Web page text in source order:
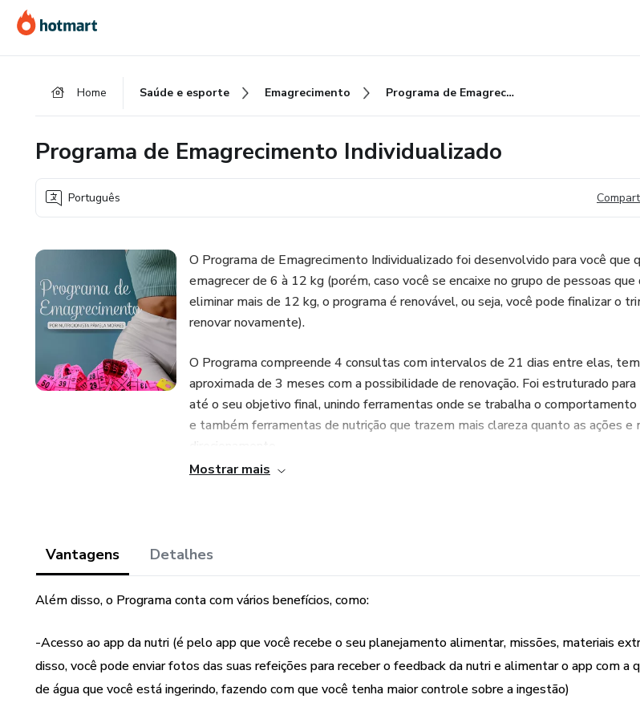
para
o
para
o
para
o
Home Saúde e esporte Emagrecimento Programa de Emagrecimento Individualizado
Programa de Emagrecimento Individualizado
Português
O Programa de Emagrecimento Individualizado foi desenvolvido para você que
emagrecer de 6 à 12 kg (porém, caso você se encaixe no grupo de pessoas que
eliminar mais de 12 kg, o programa é renovável, ou seja, você pode finalizar o
renovar novamente).
O Programa compreende 4 consultas com intervalos de 21 dias entre elas,
aproximada de 3 meses com a possibilidade de renovação. Foi estruturado
até o seu objetivo final, unindo ferramentas onde se trabalha o
e também ferramentas de nutrição que trazem mais clareza quanto as ações e
direcionamento.
Mostrar mais
Vantagens Detalhes
Além disso, o Programa conta com vários benefícios, como:
-Acesso ao app da nutri (é pelo app que você recebe o seu planejamento alimentar, missões, materiais
disso, você pode enviar fotos das suas refeições para receber o feedback da nutri e alimentar o app com a
de água que você está ingerindo, fazendo com que você tenha maior controle sobre a ingestão)